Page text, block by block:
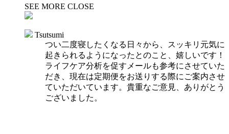
SEE MORE CLOSE
Tsutsumi
つい二度寝したくなる日々から、スッキリ元気に
起きられるようになったとのこと、嬉しいです！
ライフケア分析を促すメールも参考にさせていた
だき、現在は定期便をお送りする際にご案内させ
ていただいています。貴重なご意見、ありがとう
ございました。